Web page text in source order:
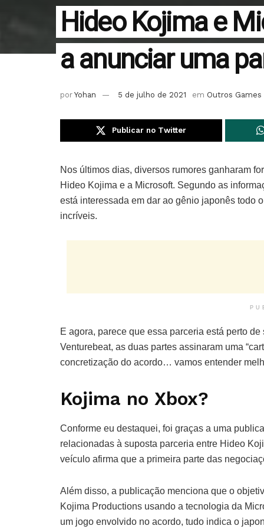
Hideo Kojima e
a anunciar uma
por Yohan 5 de julho de 2021 em Outros Games
Publicar no Twitter
Nos últimos dias, diversos rumores ganharam
Hideo Kojima e a Microsoft. Segundo as
está interessada em dar ao gênio japonês todo
incríveis.
E agora, parece que essa parceria está perto
Venturebeat, as duas partes assinaram uma
concretização do acordo… vamos entender
Kojima no Xbox?
Conforme eu destaquei, foi graças a uma
relacionadas à suposta parceria entre Hideo
veículo afirma que a primeira parte das
Além disso, a publicação menciona que o
Kojima Productions usando a tecnologia da
um jogo envolvido no acordo, tudo indica o